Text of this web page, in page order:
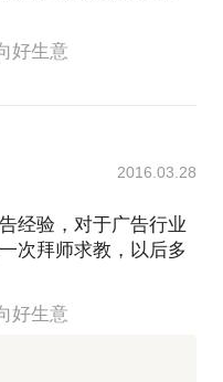
好生意
2016.03.28
经验，对于广告行业
次拜师求教，以后多
好生意